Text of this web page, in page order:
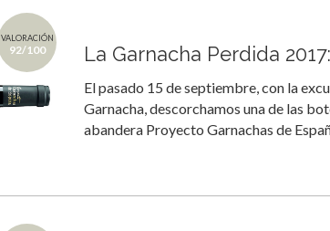
VALORACIÓN
92/100 La Garnacha Perdida
El pasado 15 de septiembre, con la
Garnacha, descorchamos una de las
abandera Proyecto Garnachas de